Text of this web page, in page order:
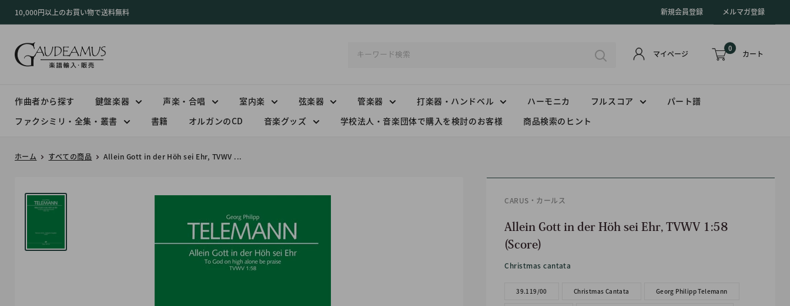
ン
10,000円以上のお買い物で送料無料 新規会員登録 メルマガ登録
マイページ
0
カート
作曲者から探す 鍵盤楽器 声楽・合唱 室内楽 弦楽器 管楽器 打楽器・ハンドベル ハーモニカ フルスコア
パート譜
ファクシミリ・全集・叢書
書籍 オルガンのCD 音楽グッズ 学校法人・音楽団体で購入を検討のお客様 商品検索のヒント
ホーム すべての商品 Allein Gott in der Höh sei Ehr, TVWV ...
CARUS・カールス
Allein Gott in der Höh sei Ehr, TVWV 1:58
(Score)
Christmas cantata
39.119/00 Christmas Cantata Georg Philipp Telemann